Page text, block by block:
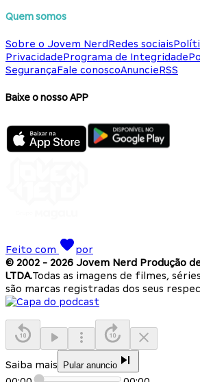
Quem somos
Sobre o Jovem NerdRedes sociais
PrivacidadePrograma de Integridade
SegurançaFale conoscoAnuncieRSS
Baixe o nosso APP
Feito com
por
© 2002 - 2026 Jovem Nerd Produção
LTDA.Todas as imagens de filmes,
são marcas registradas dos seus
Saiba mais Pular anuncio